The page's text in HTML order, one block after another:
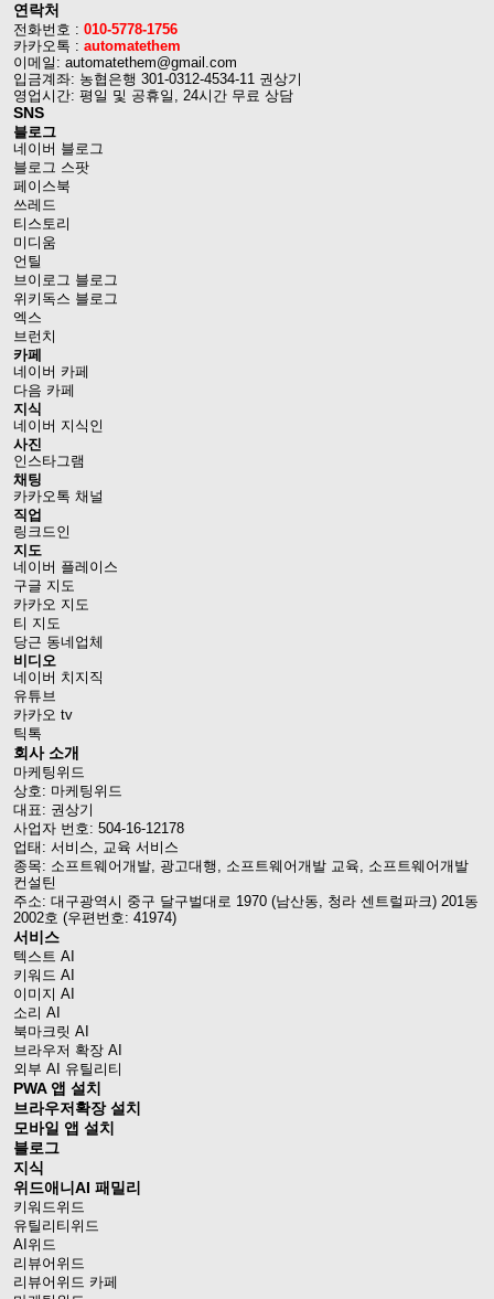
연락처
전화번호 : 010-5778-1756
카카오톡 : automatethem
이메일: automatethem@gmail.com
입금계좌: 농협은행 301-0312-4534-11 권상기
영업시간: 평일 및 공휴일, 24시간 무료 상담
SNS
블로그
네이버 블로그
블로그 스팟
페이스북
쓰레드
티스토리
미디움
언틸
브이로그 블로그
위키독스 블로그
엑스
브런치
카페
네이버 카페
다음 카페
지식
네이버 지식인
사진
인스타그램
채팅
카카오톡 채널
직업
링크드인
지도
네이버 플레이스
구글 지도
카카오 지도
티 지도
당근 동네업체
비디오
네이버 치지직
유튜브
카카오 tv
틱톡
회사 소개
마케팅위드
상호: 마케팅위드
대표: 권상기
사업자 번호: 504-16-12178
업태: 서비스, 교육 서비스
종목: 소프트웨어개발, 광고대행, 소프트웨어개발 교육, 소프트웨어개발
컨설틴
주소: 대구광역시 중구 달구벌대로 1970 (남산동, 청라 센트럴파크) 201동
2002호 (우편번호: 41974)
서비스
텍스트 AI
키워드 AI
이미지 AI
소리 AI
북마크릿 AI
브라우저 확장 AI
외부 AI 유틸리티
PWA 앱 설치
브라우저확장 설치
모바일 앱 설치
블로그
지식
위드애니AI 패밀리
키워드위드
유틸리티위드
AI위드
리뷰어위드
리뷰어위드 카페